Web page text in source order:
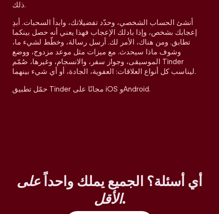
ذلك.
أنشئ الحساب الشخصي، وحدّد تفضيلاتك، وابدأ السحبات. أبدِ
إعجابك بشخص، وإذا بادلك الإعجاب فهذا يعني أنه حصل بينكما
تطابق. ومن هناك، الأمر لك. أرسل رسالة، وخطّط لشيء ما،
وشوف ماذا سيحدث. مع ميزات مثل موعد مزدوج، ووضع
الموسيقى، وجواز سفر، والانسجام، وغيرها، صُمّم Tinder
ليناسب كل أنواع العلاقات: العفوية، الجادة، أو أي شيء بينهما.
حمّل تطبيق Tinder مجانًا على iOS وAndroid.
أي أسئلة؟ الجميع يملك واحداً على
الأقل.